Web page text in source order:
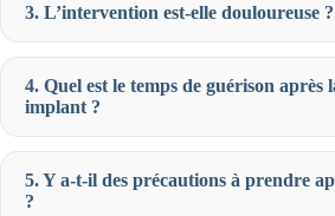
3. L’intervention est-elle douloureuse ?
4. Quel est le temps de guérison après
implant ?
5. Y a-t-il des précautions à prendre
?